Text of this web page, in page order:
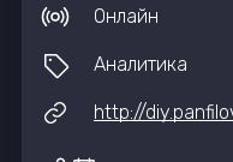
Онлайн
Аналитика
http://